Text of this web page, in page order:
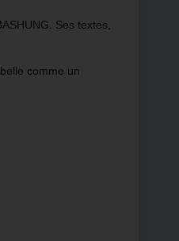
Ses textes,
comme un